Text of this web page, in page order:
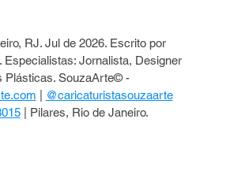
RJ. Jul de 2026. Escrito por
Especialistas: Jornalista, Designer
Plásticas. SouzaArte© -
@caricaturistasouzaarte
| Pilares, Rio de Janeiro.